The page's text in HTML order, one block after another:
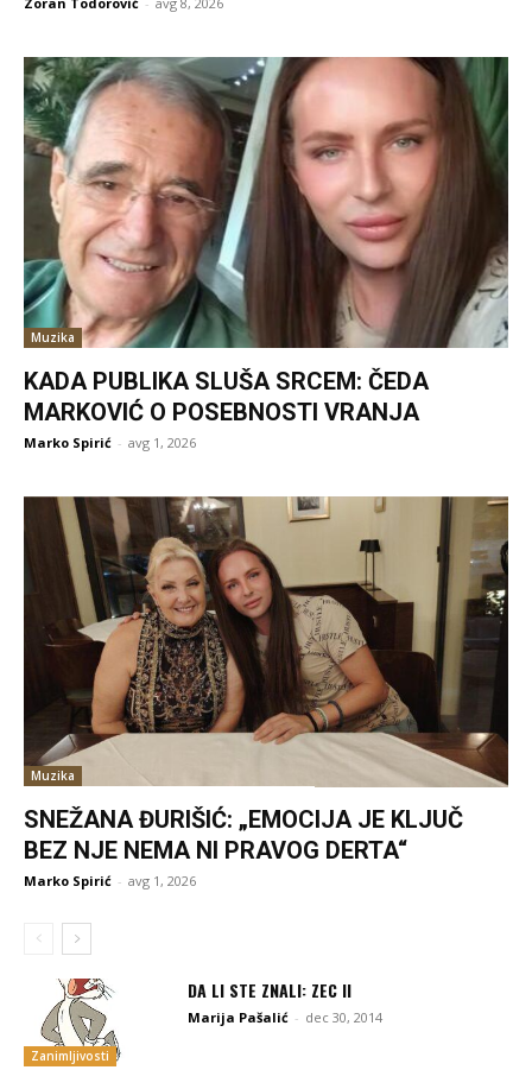
Muzika
KADA PUBLIKA SLUŠA SRCEM: ČEDA
MARKOVIĆ O POSEBNOSTI VRANJA
Marko Spirić - avg 1, 2026
Muzika
SNEŽANA ĐURIŠIĆ: „EMOCIJA JE KLJUČ
BEZ NJE NEMA NI PRAVOG DERTA“
Marko Spirić - avg 1, 2026
Zanimljivosti
DA LI STE ZNALI: ZEC II
Marija Pašalić - dec 30, 2014